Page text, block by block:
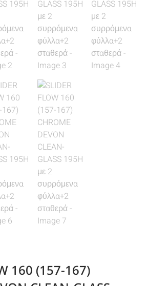
160 (157-167)